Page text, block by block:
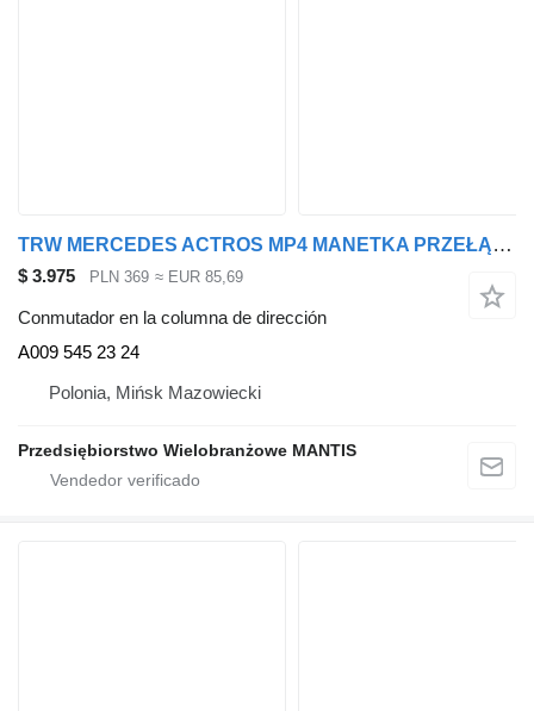
TRW MERCEDES ACTROS MP4 MANETKA PRZEŁĄCZNIK BIEGÓW ORI A009 545 23 24 conmutador en la columna de dirección para cabeza tractora
$ 3.975 PLN 369 ≈ EUR 85,69
Conmutador en la columna de dirección
A009 545 23 24
Polonia, Mińsk Mazowiecki
Przedsiębiorstwo Wielobranżowe MANTIS